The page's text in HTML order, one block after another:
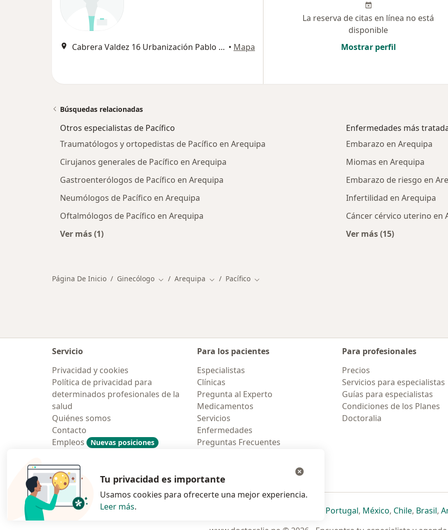
Cabrera Valdez 16 Urbanización Pablo VI, Arequipa • Mapa
La reserva de citas en línea no está
disponible
Mostrar perfil
Búsquedas relacionadas
Otros especialistas de Pacífico
Traumatólogos y ortopedistas de Pacífico en Arequipa
Cirujanos generales de Pacífico en Arequipa
Gastroenterólogos de Pacífico en Arequipa
Neumólogos de Pacífico en Arequipa
Oftalmólogos de Pacífico en Arequipa
Ver más (1)
Enfermedades más
Embarazo en Arequipa
Miomas en Arequipa
Embarazo de riesgo en
Infertilidad en Arequipa
Cáncer cérvico uterino en
Ver más (15)
Página De Inicio Ginecólogo Cambiar de ciudad
Arequipa Cambiar de ciudad
Pacífico Cambiar de ciudad
Servicio
Privacidad y cookies
Política de privacidad para
determinados profesionales de la
salud
Quiénes somos
Contacto
Empleos
Nuevas posiciones
Contratación
Para los pacientes
Especialistas
Clínicas
Pregunta al Experto
Medicamentos
Servicios
Enfermedades
Preguntas Frecuentes
Para profesionales
Precios
Servicios para especialistas
Guías para especialistas
Condiciones de los Planes
Doctoralia
Polska se abre en una nueva pestaña
se abre en una nueva pestaña
se abre en una nueva pestaña
se abre en una nueva pestaña
Portugalse abre en una nueva
, Méxicose abre en una
, Chilese abre
, Brasilse
,
Tu privacidad es importante
Usamos cookies para ofrecerte una mejor experiencia.
Leer más.